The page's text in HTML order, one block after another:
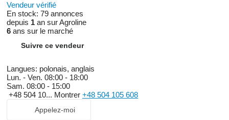
Vendeur vérifié
En stock: 79 annonces
depuis 1 an sur Agroline
6 ans sur le marché
Suivre ce vendeur
Langues: polonais, anglais
Lun. - Ven. 08:00 - 18:00
Sam. 08:00 - 15:00
+48 504 10... Montrer +48 504 105 608
Appelez-moi